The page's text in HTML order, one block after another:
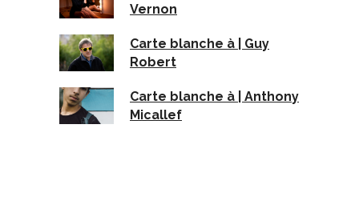
Vernon
Carte blanche à | Guy
Robert
Carte blanche à | Anthony
Micallef